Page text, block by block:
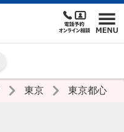
東京 東京都心